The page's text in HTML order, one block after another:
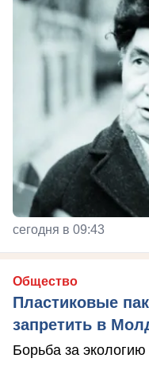
сегодня в 09:43
Общество
Пластиковые
запретить в
Борьба за экологию